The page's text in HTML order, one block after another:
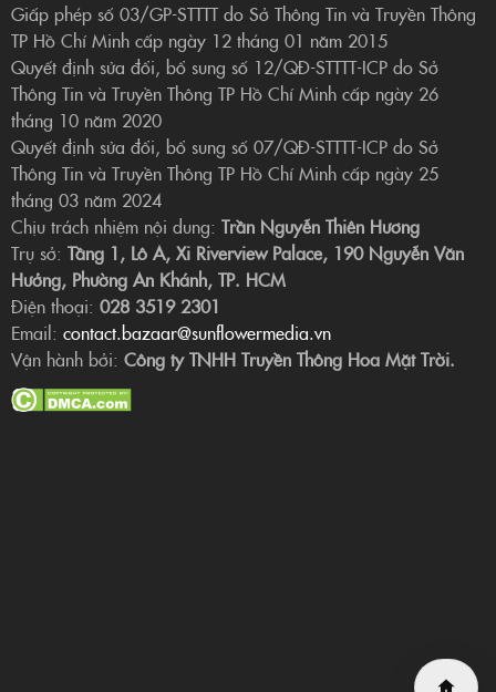
Giấp phép số 03/GP-STTTT do Sở Thông Tin và Truyền Thông
TP Hồ Chí Minh cấp ngày 12 tháng 01 năm 2015
Quyết định sửa đổi, bổ sung số 12/QĐ-STTTT-ICP do Sở
Thông Tin và Truyền Thông TP Hồ Chí Minh cấp ngày 26
tháng 10 năm 2020
Quyết định sửa đổi, bổ sung số 07/QĐ-STTTT-ICP do Sở
Thông Tin và Truyền Thông TP Hồ Chí Minh cấp ngày 25
tháng 03 năm 2024
Chịu trách nhiệm nội dung: Trần Nguyễn Thiên Hương
Trụ sở: Tầng 1, Lô A, Xi Riverview Palace, 190 Nguyễn Văn
Hưởng, Phường An Khánh, TP. HCM
Điện thoại: 028 3519 2301
Email: contact.bazaar@sunflowermedia.vn
Vận hành bởi: Công ty TNHH Truyền Thông Hoa Mặt Trời.